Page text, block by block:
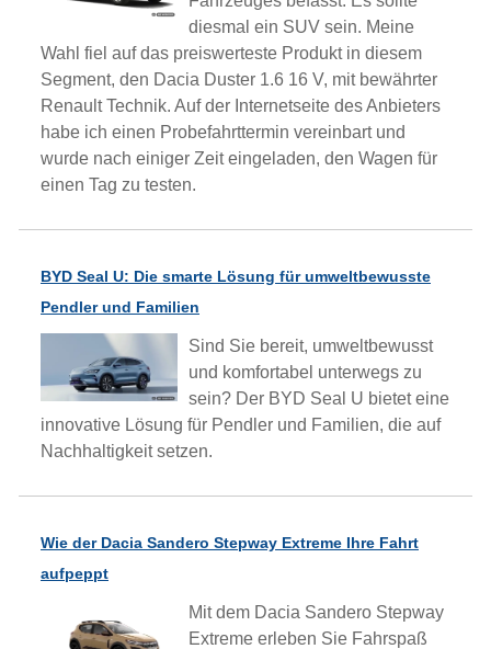
diesmal ein SUV sein. Meine
Wahl fiel auf das preiswerteste Produkt in diesem
Segment, den Dacia Duster 1.6 16 V, mit bewährter
Renault Technik. Auf der Internetseite des Anbieters
habe ich einen Probefahrttermin vereinbart und
wurde nach einiger Zeit eingeladen, den Wagen für
einen Tag zu testen.
BYD Seal U: Die smarte Lösung für umweltbewusste
Pendler und Familien
Sind Sie bereit, umweltbewusst
und komfortabel unterwegs zu
sein? Der BYD Seal U bietet eine
innovative Lösung für Pendler und Familien, die auf
Nachhaltigkeit setzen.
Wie der Dacia Sandero Stepway Extreme Ihre Fahrt
aufpeppt
Mit dem Dacia Sandero Stepway
Extreme erleben Sie Fahrspaß